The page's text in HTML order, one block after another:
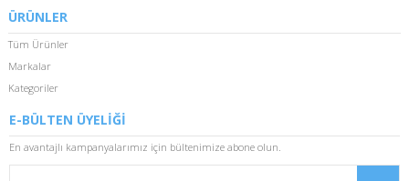
ÜRÜNLER
Tüm Ürünler
Markalar
Kategoriler
E-BÜLTEN ÜYELİĞİ
En avantajlı kampanyalarımız için bültenimize abone olun.